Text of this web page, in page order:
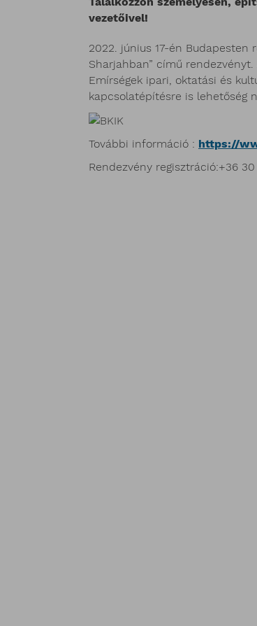
vezetőivel!
2022. június 17-én Budapesten
Sharjahban” című
Emírségek ipari, oktatási és
kapcsolatépítésre is lehetőség
További információ : https://
Rendezvény regisztráció:+36